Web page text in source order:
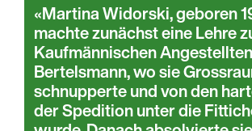
Martina Widorski, geboren
machte zunächst eine Lehre
Kaufmännischen
Bertelsmann, wo sie
schnupperte und von den
der Spedition unter die